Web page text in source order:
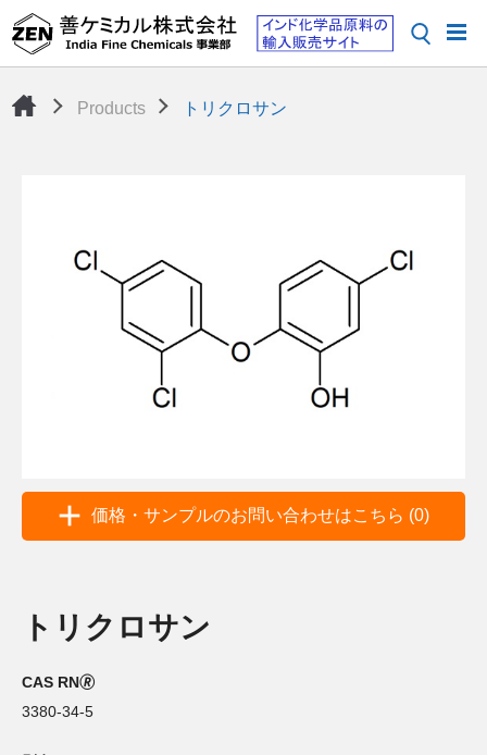
Products トリクロサン
価格・サンプルのお問い合わせはこちら (0)
トリクロサン
CAS RN🄬
3380-34-5